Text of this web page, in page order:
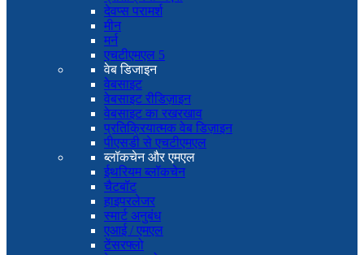
देवप्स परामर्श
मीन
मर्न
एचटीएमएल 5
वेब डिजाइन
वेबसाइट
वेबसाइट रीडिज़ाइन
वेबसाइट का रखरखाव
प्रतिक्रियात्मक वेब डिज़ाइन
पीएसडी से एचटीएमएल
ब्लॉकचेन और एमएल
ईथरियम ब्लॉकचेन
चैटबॉट
हाइपरलेजर
स्मार्ट अनुबंध
एआई / एमएल
टेंसरफ्लो